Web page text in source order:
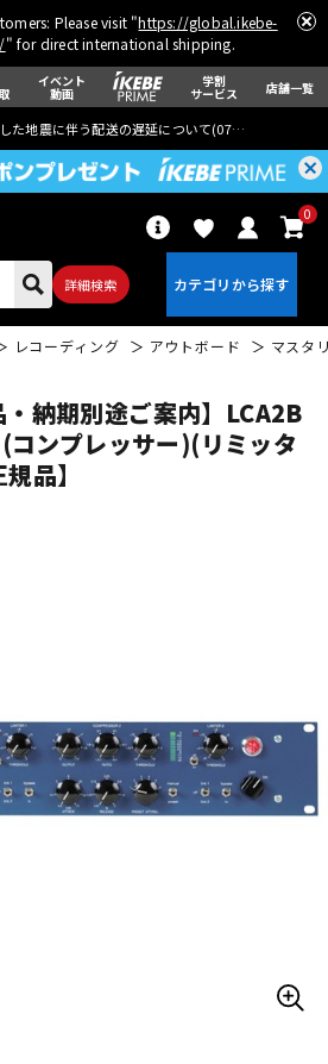
Please visit "https://global.ikebe-
" for direct international shipping.
イベント
動画
学割
サービス 店舗一覧
た地震に伴う配送の遅延について(07月29日
詳細検索
0
電子ピアノ
レコーディング アウトボード マスタ
・納期別途ご案内】LCA2B
コンプレッサー)(リミッタ
品】